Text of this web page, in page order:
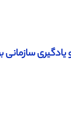
سازمانی